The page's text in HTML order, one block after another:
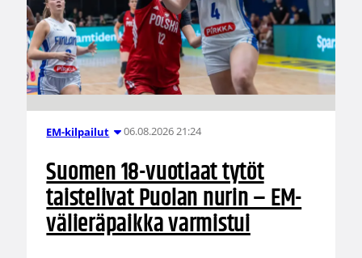
EM-kilpailut 06.08.2026 21:24
Suomen 18-vuotiaat tytöt
taistelivat Puolan nurin – EM-
välieräpaikka varmistui